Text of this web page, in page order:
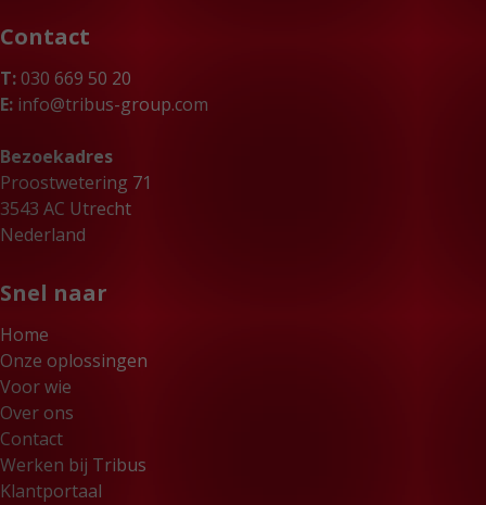
Contact
T: 030 669 50 20
E: info@tribus-group.com
Bezoekadres
Proostwetering 71
3543 AC Utrecht
Nederland
Snel naar
Home
Onze oplossingen
Voor wie
Over ons
Contact
Werken bij Tribus
Klantportaal